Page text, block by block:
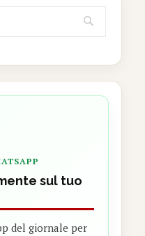
sul tuo
del giornale per